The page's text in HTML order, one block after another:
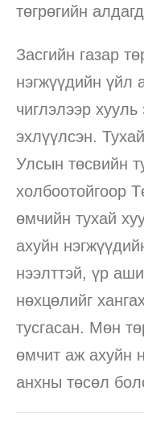
төгрөгийн
Засгийн газар
нэгжүүдийн үйл
чиглэлээр
эхлүүлсэн.
Улсын төсвийн
холбоотойгоор
өмчийн тухай
ахуйн
нээлттэй, үр
нөхцөлийг
тусгасан. Мөн
өмчит аж ахуйн
анхны төсөл